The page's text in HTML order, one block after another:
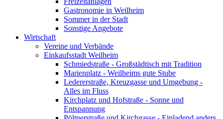
Gastronomie in Weilheim
Sommer in der Stadt
Sonstige Angebote
Wirtschaft
Vereine und Verbände
Einkaufsstadt Weilheim
Schmiedstraße - Großstädtisch mit Tradition
Marienplatz - Weilheims gute Stube
Ledererstraße, Kreuzgasse und Umgebung -
Alles im Fluss
Kirchplatz und Hofstraße - Sonne und
Entspannung